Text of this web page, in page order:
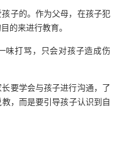
子的。作为父母，在孩子犯
的来进行教育。
打骂，只会对孩子造成伤
要学会与孩子进行沟通，了
，而是要引导孩子认识到自